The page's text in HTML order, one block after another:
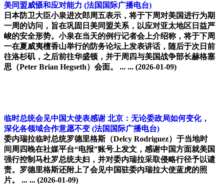
美同盟威慑和应对能力 (法国国际广播电台)
日本防卫大臣小泉进次郎周五表示，将于下周对美国进行为期
一周的访问，旨在巩固日美同盟关系，以应对亚太地区日益严
峻的安全形势。小泉在当天的例行记者会上介绍称，将于下周
一在夏威夷檀香山举行的防务论坛上发表讲话，随后于次日前
往洛杉矶，之后前往华盛顿，并于周四与美国战争部长赫格塞
思（Peter Brian Hegseth）会面。 ... ... (2026-01-09)
临时总统会见中国大使表感谢 北京：无论委政局如何变化，
深化各领域合作意愿不变 (法国国际广播电台)
委内瑞拉临时总统罗德里格斯（Delcy Rodriguez）于当地时
间周四晚在社媒平台“电报”账号上发文，感谢中国方面就美国
强行控制马杜罗总统夫妇，并对委内瑞拉采取侵略行径予以谴
责。罗德里格斯还附上了会见中国驻委内瑞拉大使蓝虎的照
片。 ... ... (2026-01-09)